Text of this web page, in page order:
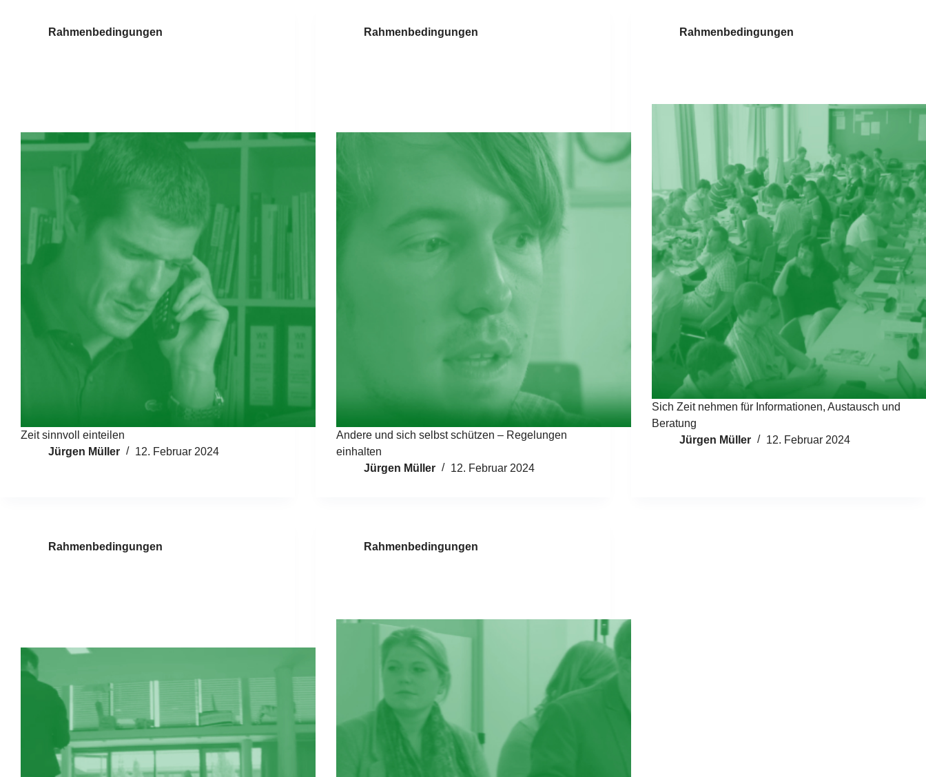
Rahmenbedingungen
Zeit sinnvoll einteilen
Jürgen Müller
12. Februar 2024
Rahmenbedingungen
Andere und sich selbst schützen – Regelungen
einhalten
Jürgen Müller
12. Februar 2024
Rahmenbedingungen
Sich Zeit nehmen für Informationen, Austausch und
Beratung
Jürgen Müller
12. Februar 2024
Rahmenbedingungen Rahmenbedingungen